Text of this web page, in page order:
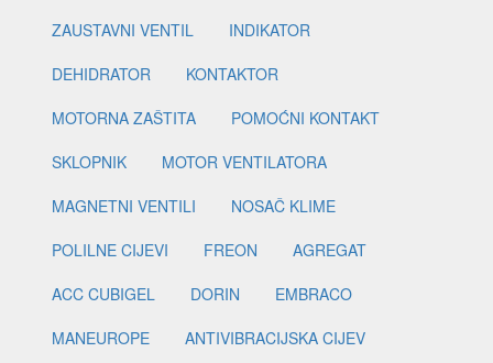
ZAUSTAVNI VENTIL
INDIKATOR
DEHIDRATOR
KONTAKTOR
MOTORNA ZAŠTITA
POMOĆNI KONTAKT
SKLOPNIK
MOTOR VENTILATORA
MAGNETNI VENTILI
NOSAČ KLIME
POLILNE CIJEVI
FREON
AGREGAT
ACC CUBIGEL
DORIN
EMBRACO
MANEUROPE
ANTIVIBRACIJSKA CIJEV